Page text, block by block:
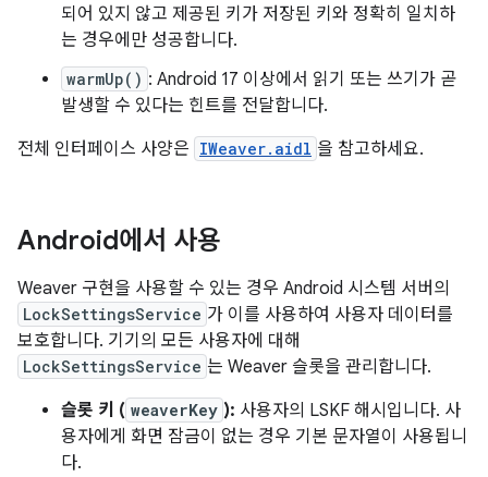
되어 있지 않고 제공된 키가 저장된 키와 정확히 일치하
는 경우에만 성공합니다.
warmUp() : Android 17 이상에서 읽기 또는 쓰기가 곧
발생할 수 있다는 힌트를 전달합니다.
전체 인터페이스 사양은 IWeaver.aidl 을 참고하세요.
Android에서 사용
Weaver 구현을 사용할 수 있는 경우 Android 시스템 서버의
LockSettingsService 가 이를 사용하여 사용자 데이터를
보호합니다. 기기의 모든 사용자에 대해
LockSettingsService 는 Weaver 슬롯을 관리합니다.
슬롯 키 ( weaverKey ): 사용자의 LSKF 해시입니다. 사
용자에게 화면 잠금이 없는 경우 기본 문자열이 사용됩니
다.